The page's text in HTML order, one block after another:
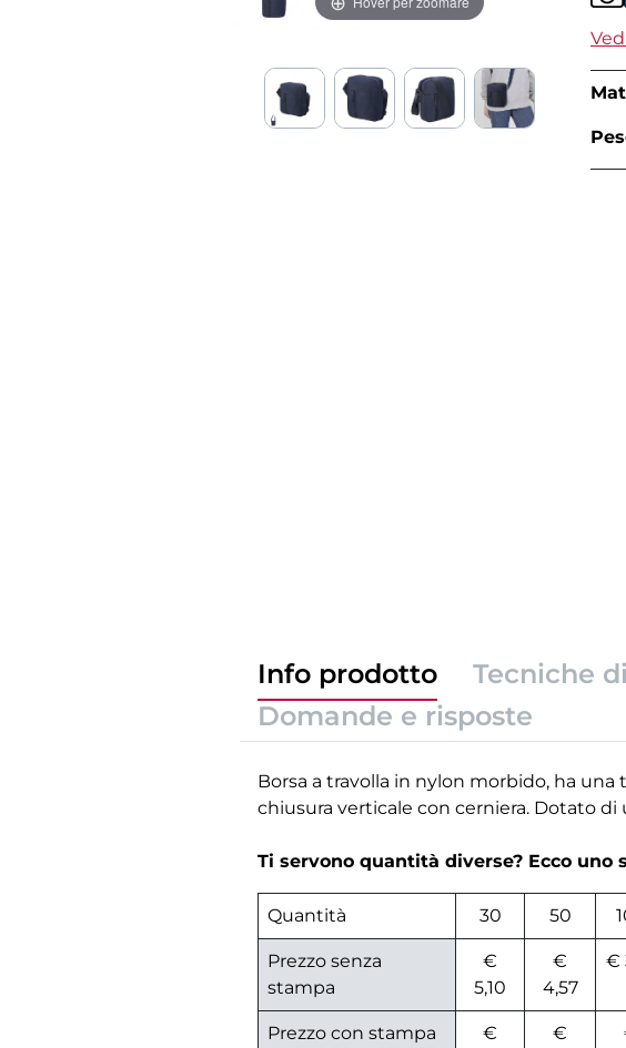
Info prodotto Tecniche
Domande e risposte
Borsa a travolla in nylon morbido, ha
chiusura verticale con cerniera. Dotato
Ti servono quantità diverse? Ecco uno
Quantità 30 50
Prezzo senza
stampa
€
5,10
€
4,57
€
Prezzo con stampa
€
€